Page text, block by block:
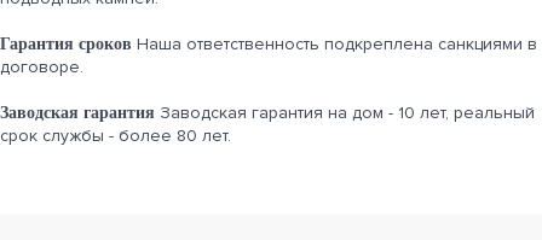
Гарантия сроков Наша ответственность подкреплена санкциями в
договоре.
Заводская гарантия Заводская гарантия на дом - 10 лет, реальный
срок службы - более 80 лет.